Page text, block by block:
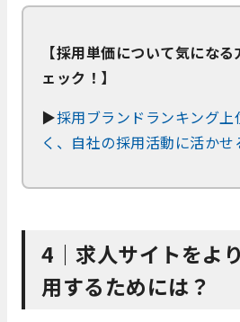
【採用単価について気にな
ェック！】
▶採用ブランドランキング
く、自社の採用活動に活かせ
4｜求人サイトをよ
用するためには？